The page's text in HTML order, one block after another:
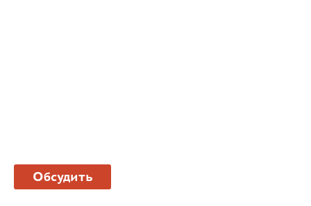
Обсудить